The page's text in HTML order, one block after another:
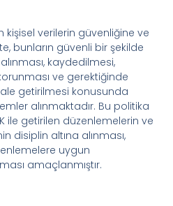
kişisel verilerin güvenliğine ve
bunların güvenli bir şekilde
kaydedilmesi,
ve gerektiğinde
getirilmesi konusunda
alınmaktadır. Bu politika
ile getirilen düzenlemelerin ve
disiplin altına alınması,
uygun
amaçlanmıştır.